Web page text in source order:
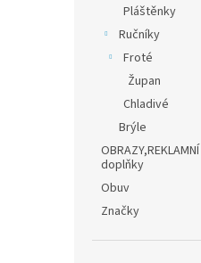
Pláštěnky
Ručníky
Froté
Župan
Chladivé
Brýle
doplňky
Obuv
Značky